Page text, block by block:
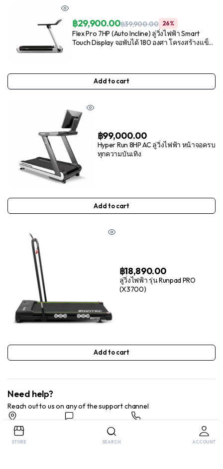
฿39,900.00
฿29,900.00 26%
Flex Pro 7HP (Auto Incline) ลู่วิ่งไฟฟ้า Smart
Touch Display จอพับได้ 180 องศา โครงสร้างแข็ง
Add to cart
฿99,000.00
Hyper Run 8HP AC ลู่วิ่งไฟฟ้า หน้าจอครบ
ทุกความบันเทิง
Add to cart
฿18,890.00
ลู่วิ่งไฟฟ้า รุ่น Runpad PRO
(X3700)
Add to cart
Need help?
Reach out to us on any of the support channel
Store Locator
Find a store nearby Send us your feedback
STORE SEARCH ACCOUNT